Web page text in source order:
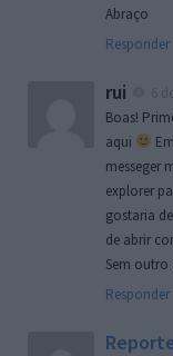
Abraço
Responder
rui
Boas!
aqui
messeger
explorer
gostaria
de abrir
Sem outro
Responder